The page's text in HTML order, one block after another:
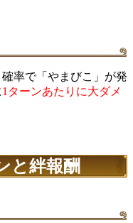
率で「やまびこ」が発
1ターンあたりに大ダメ
と絆報酬